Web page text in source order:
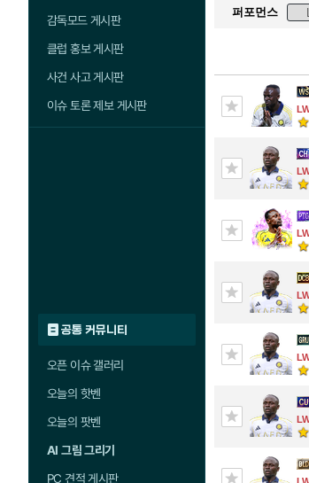
감독모드 게시판
클럽 홍보 게시판
사건 사고 게시판
이슈 토론 제보 게시판
공통 커뮤니티
오픈 이슈 갤러리
오늘의 핫벤
오늘의 팟벤
AI 그림 그리기
PC 견적 게시판
퍼포먼스